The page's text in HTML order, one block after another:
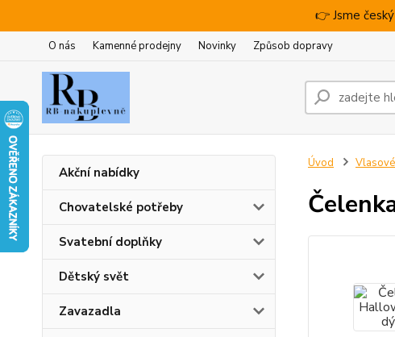
👉 Jsme
O nás Kamenné prodejny Novinky Způsob dopravy
Akční nabídky
Chovatelské potřeby
Svatební doplňky
Dětský svět
Zavazadla
Úvod